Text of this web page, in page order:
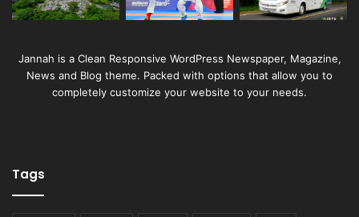
Jannah is a Clean Responsive WordPress Newspaper, Magazine,
News and Blog theme. Packed with options that allow you to
completely customize your website to your needs.
Tags